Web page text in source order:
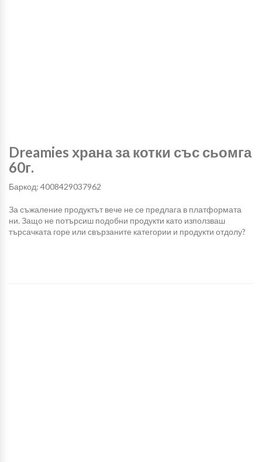
Dreamies храна за котки със сьомга
60г.
Баркод: 4008429037962
За съжаление продуктът вече не се предлага в платформата
ни. Защо не потърсиш подобни продукти като използваш
търсачката горе или свързаните категории и продукти отдолу?